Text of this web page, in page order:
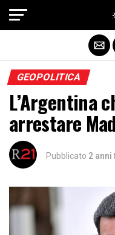
GEOPOLITICA
L’Argentina
arrestare
Pubblicato 2 anni
Exit